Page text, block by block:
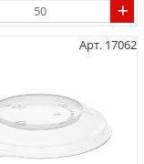
Арт. 17062